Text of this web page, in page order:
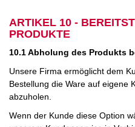
ARTIKEL 10 -
PRODUKTE
10.1 Abholung des Produkts
Unsere Firma ermöglicht dem
Bestellung die Ware auf eigene
abzuholen.
Wenn der Kunde diese Option